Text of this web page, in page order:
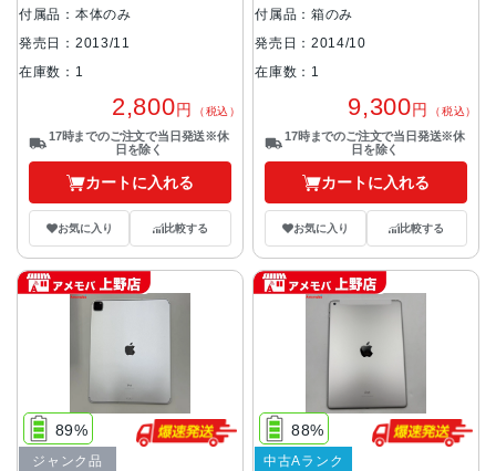
付属品：本体のみ
発売日：2013/11
在庫数：1
2,800円 （税込）
17時までのご注文で当日発送※休
日を除く
カートに入れる
お気に入り 比較する
付属品：箱のみ
発売日：2014/10
在庫数：1
9,300円 （税込）
17時までのご注文で当日発送※休
日を除く
カートに入れる
お気に入り 比較する
89%
ジャンク品
88%
中古Aランク